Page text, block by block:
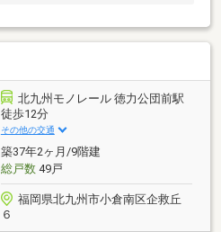
北九州モノレール 徳力公団前駅
徒歩12分
その他の交通
築37年2ヶ月/9階建
総戸数49戸
福岡県北九州市小倉南区企救丘
６